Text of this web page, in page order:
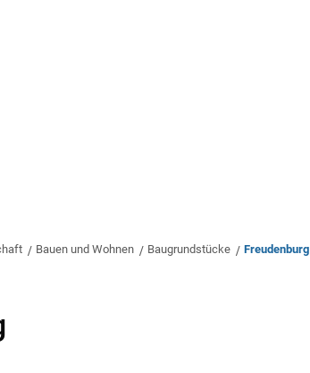
Bauen und Wohnen Baugrundstücke Freudenburg